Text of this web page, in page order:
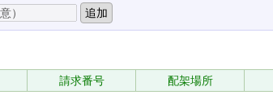
請求番号 配架場所